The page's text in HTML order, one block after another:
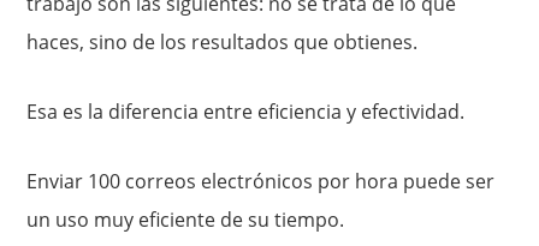
haces, sino de los resultados que obtienes.
Esa es la diferencia entre eficiencia y efectividad.
Enviar 100 correos electrónicos por hora puede ser
un uso muy eficiente de su tiempo.